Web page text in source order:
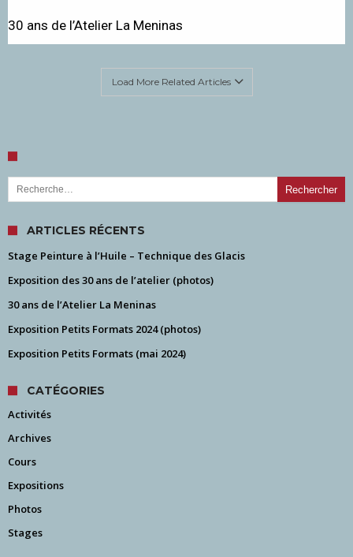
30 ans de l’Atelier La Meninas
Load More Related Articles
Rechercher :
ARTICLES RÉCENTS
Stage Peinture à l’Huile – Technique des Glacis
Exposition des 30 ans de l’atelier (photos)
30 ans de l’Atelier La Meninas
Exposition Petits Formats 2024 (photos)
Exposition Petits Formats (mai 2024)
CATÉGORIES
Activités
Archives
Cours
Expositions
Photos
Stages